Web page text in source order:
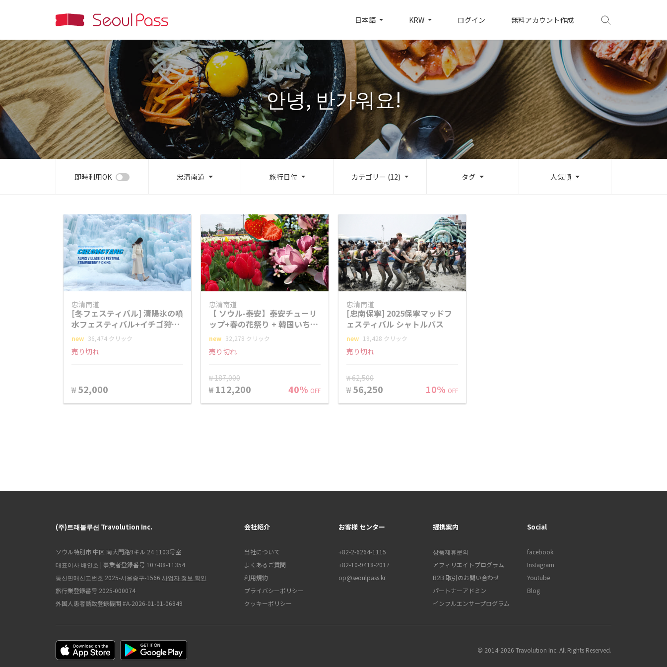
日本語 KRW ログイン 無料アカウント作成
안녕, 반가워요!
即時利用OK 忠清南道 旅行日付 カテゴリー (12) タグ 人気順
忠清南道
[冬フェスティバル] 清陽氷の噴
水フェスティバル+イチゴ狩り
+魚飛渓谷 +南怡島ツアー
new 36,474 クリック
売り切れ
₩ 52,000
忠清南道
【 ソウル-泰安】泰安チューリ
ップ+春の花祭り + 韓国いちご
狩り体験日帰りツアー
new 32,278 クリック
売り切れ
₩ 187,000
₩ 112,200 40% OFF
忠清南道
[忠南保寧] 2025保寧マッドフ
ェスティバル シャトルバス
new 19,428 クリック
売り切れ
₩ 62,500
₩ 56,250 10% OFF
(주)트래볼루션 Travolution Inc.
ソウル特別市 中区 南大門路9キル 24 1103号室
대표이사 배인호 | 事業者登録番号 107-88-11354
통신판매신고번호 2025-서울중구-1566 사업자 정보 확인
旅行業登録番号 2025-000074
外国人患者誘致登録機関 #A-2026-01-01-06849
会社紹介
当社について
よくあるご質問
利用規約
プライバシーポリシー
クッキーポリシー
お客様 センター
+82-2-6264-1115
+82-10-9418-2017
op@seoulpass.kr
提携案内
상품제휴문의
アフィリエイトプログラム
B2B 取引のお問い合わせ
パートナーアドミン
インフルエンサープログラム
Social
facebook
Instagram
Youtube
Blog
© 2014-2026 Travolution Inc. All Rights Reserved.